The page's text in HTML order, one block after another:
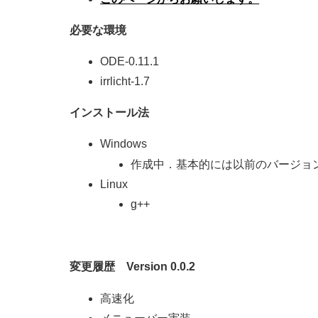
必要な環境
ODE-0.11.1
irrlicht-1.7
インストール法
Windows
作成中．基本的には以前のバージョ
Linux
g++
変更履歴 Version 0.0.2
高速化